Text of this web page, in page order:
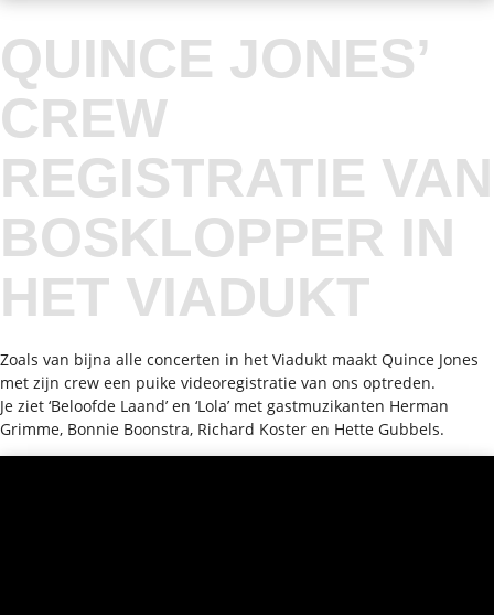
QUINCE JONES’
CREW
REGISTRATIE VAN
BOSKLOPPER IN
HET VIADUKT
Zoals van bijna alle concerten in het Viadukt maakt Quince Jones
met zijn crew een puike videoregistratie van ons optreden.
Je ziet ‘Beloofde Laand’ en ‘Lola’ met gastmuzikanten Herman
Grimme, Bonnie Boonstra, Richard Koster en Hette Gubbels.